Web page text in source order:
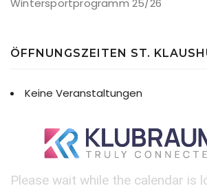
Wintersportprogramm 25/26
ÖFFNUNGSZEITEN ST.
Keine Veranstaltungen